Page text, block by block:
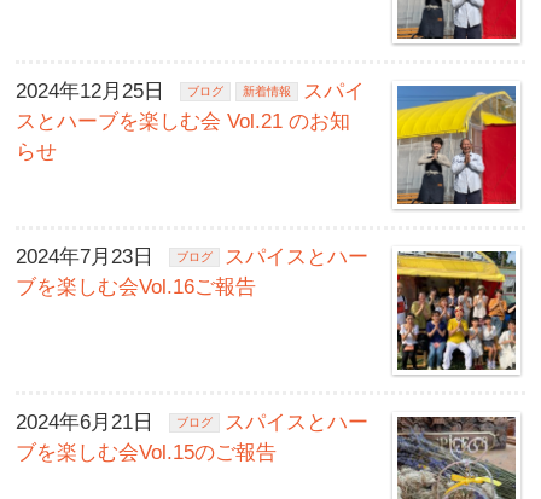
2024年12月25日 ブログ 新着情報
スパイ
スとハーブを楽しむ会 Vol.21 のお知
らせ
2024年7月23日 ブログ
スパイスとハー
ブを楽しむ会Vol.16ご報告
2024年6月21日 ブログ
スパイスとハー
ブを楽しむ会Vol.15のご報告